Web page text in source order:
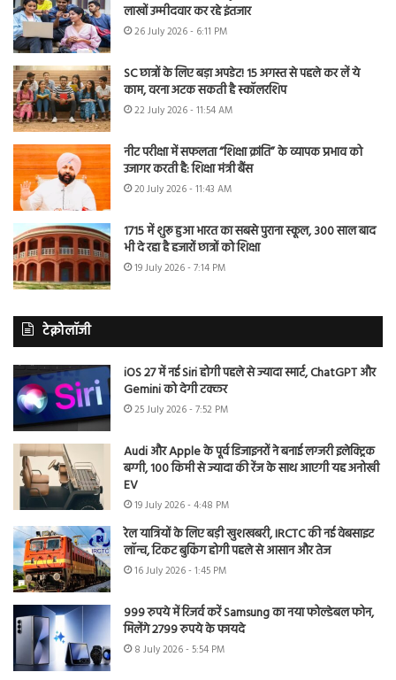
लाखों उम्मीदवार कर रहे इंतजार
26 July 2026 - 6:11 PM
SC छात्रों के लिए बड़ा अपडेट! 15 अगस्त से पहले कर लें ये
काम, वरना अटक सकती है स्कॉलरशिप
22 July 2026 - 11:54 AM
नीट परीक्षा में सफलता “शिक्षा क्रांति” के व्यापक प्रभाव को
उजागर करती है: शिक्षा मंत्री बैंस
20 July 2026 - 11:43 AM
1715 में शुरू हुआ भारत का सबसे पुराना स्कूल, 300 साल बाद
भी दे रहा है हजारों छात्रों को शिक्षा
19 July 2026 - 7:14 PM
टेक्नोलॉजी
iOS 27 में नई Siri होगी पहले से ज्यादा स्मार्ट, ChatGPT और
Gemini को देगी टक्कर
25 July 2026 - 7:52 PM
Audi और Apple के पूर्व डिजाइनरों ने बनाई लग्जरी इलेक्ट्रिक
बग्गी, 100 किमी से ज्यादा की रेंज के साथ आएगी यह अनोखी
EV
19 July 2026 - 4:48 PM
रेल यात्रियों के लिए बड़ी खुशखबरी, IRCTC की नई वेबसाइट
लॉन्च, टिकट बुकिंग होगी पहले से आसान और तेज
16 July 2026 - 1:45 PM
999 रुपये में रिजर्व करें Samsung का नया फोल्डेबल फोन,
मिलेंगे 2799 रुपये के फायदे
8 July 2026 - 5:54 PM